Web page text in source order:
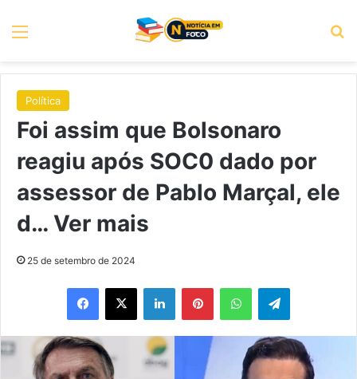
Menu
Política
Foi assim que Bolsonaro
reagiu após SOC0 dado por
assessor de Pablo Marçal, ele
d… Ver mais
25 de setembro de 2024
Facebook
X LinkedinPinterestWhatsAppTelegram